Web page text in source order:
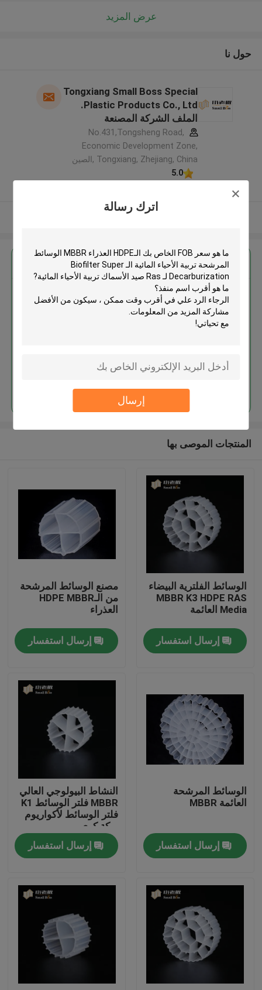
اترك رسالة
إرسال
الصفحة الرئيسية
معلومات عنا
جولة في المعمل
مراقبة الجودة
اتصل بنا
اطلب اقتباس
الوسائط المرشحة MBBR
MBBR بيو ميديا
عرض المزيد
حول نا
Tongxiang Small Boss Special
Plastic Products Co., Ltd.
الملف الشركة المصنعة
No.431,Tongsheng Road,
Economic Development Zone,
Tongxiang, Zhejiang, China ,الصين
5.0
عرض المزيد
احصل على افضل سعر ل
الـHDPE العذراء MBBR الوسائط
المرشحة تربية الأحياء المائية الـ
المنتجات الموصى بها
الوسائط الفلترية البيضاء
MBBR K3 HDPE RAS
Media العائمة
إرسال استفسار
مصنع الوسائط المرشحة
من الـHDPE MBBR
العذراء
إرسال استفسار
الوسائط المرشحة
العائمة MBBR
إرسال استفسار
النشاط البيولوجي العالي
MBBR فلتر الوسائط K1
فلتر الوسائط لأكواريوم
بركة كوي
إرسال استفسار